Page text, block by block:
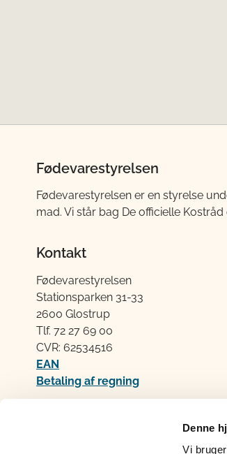
Denne
Vi
Fødevarestyrelsen
Fødevarestyrelsen er en styrelse
mad. Vi står bag De officielle
Kontakt
Fødevarestyrelsen
Stationsparken 31-33
2600 Glostrup
Tlf. 72 2​​​7 69 00
CVR: 62534516
EAN
Betaling af regning